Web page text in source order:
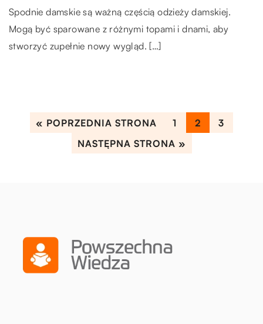
Kominki są jednym z najbardziej popularnych sposobów
ogrzewania domu. Mogą być również wspaniałym
dodatkiem do wystroju Twojego domu. Chcąc skorzystać
Szamba betonowe są świetną opcją dla właścicieli
domów, którzy chcą mieć zbiornik, który będzie trwał
przez długi czas. Zbiornik betonowy […]
Spodnie damskie są ważną częścią odzieży damskiej.
Mogą być sparowane z różnymi topami i dnami, aby
stworzyć zupełnie nowy wygląd. […]
« POPRZEDNIA STRONA 1 2
3
NASTĘPNA STRONA »